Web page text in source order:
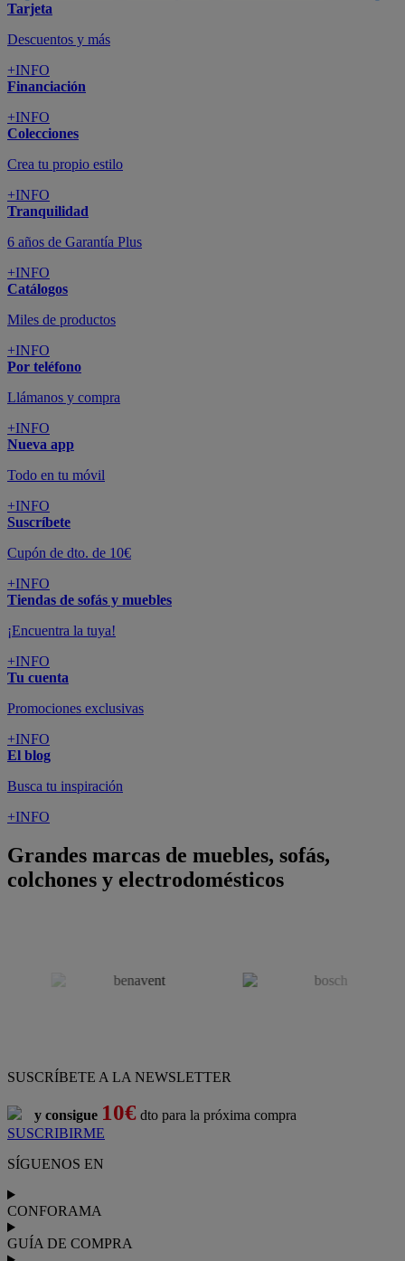
Tarjeta
Descuentos y más
+INFO
Financiación
+INFO
Colecciones
Crea tu propio estilo
+INFO
Tranquilidad
6 años de Garantía Plus
+INFO
Catálogos
Miles de productos
+INFO
Por teléfono
Llámanos y compra
+INFO
Nueva app
Todo en tu móvil
+INFO
Suscríbete
Cupón de dto. de 10€
+INFO
Tiendas de sofás y muebles
¡Encuentra la tuya!
+INFO
Tu cuenta
Promociones exclusivas
+INFO
El blog
Busca tu inspiración
+INFO
Grandes marcas de muebles, sofás,
colchones y electrodomésticos
SUSCRÍBETE A LA NEWSLETTER
y consigue 10€ dto para la próxima compra
SUSCRIBIRME
SÍGUENOS EN
CONFORAMA
GUÍA DE COMPRA